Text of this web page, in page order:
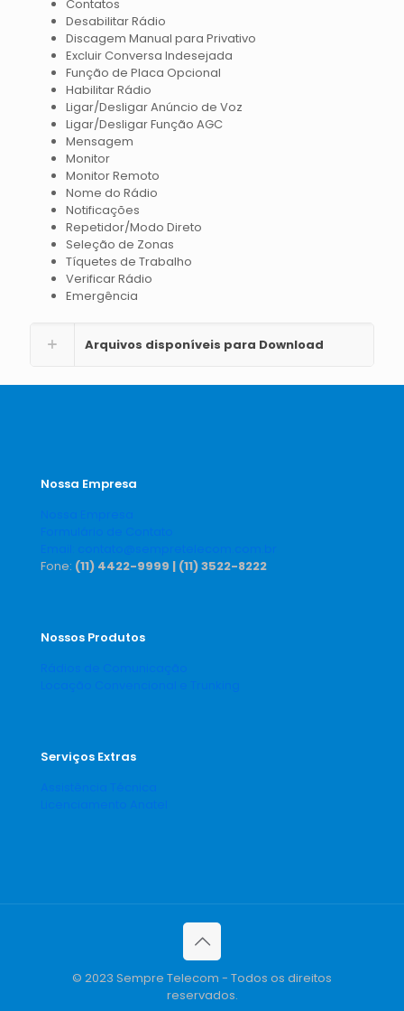
Contatos
Desabilitar Rádio
Discagem Manual para Privativo
Excluir Conversa Indesejada
Função de Placa Opcional
Habilitar Rádio
Ligar/Desligar Anúncio de Voz
Ligar/Desligar Função AGC
Mensagem
Monitor
Monitor Remoto
Nome do Rádio
Notificações
Repetidor/Modo Direto
Seleção de Zonas
Tíquetes de Trabalho
Verificar Rádio
Emergência
Arquivos disponíveis para Download
Nossa Empresa
Fone: (11) 4422-9999 | (11) 3522-8222
Nossos Produtos
Serviços Extras
© 2023 Sempre Telecom - Todos os direitos
reservados.